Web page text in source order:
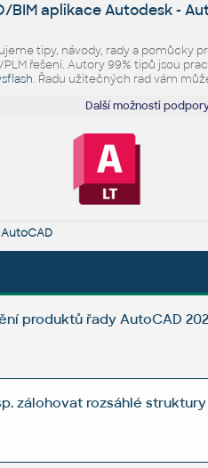
BIM aplikace Autodesk -
tipy, návody, rady a pomůcky
PLM řešení. Autory 99% tipů jsou
. Řadu užitečných rad vám
Další možnosti
AutoCAD
produktů řady AutoCAD
zálohovat rozsáhlé